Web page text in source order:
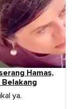
Hamas,
Belakang
ya.